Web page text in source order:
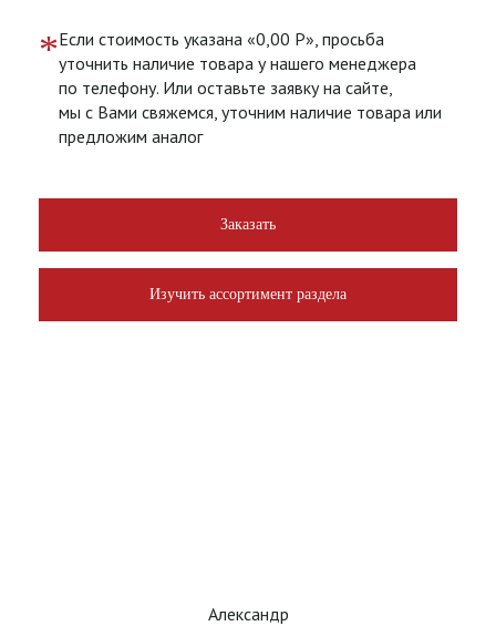
*Если стоимость указана «0,00 Р», просьба
уточнить наличие товара у нашего менеджера
по телефону. Или оставьте заявку на сайте,
мы с Вами свяжемся, уточним наличие товара или
предложим аналог
Заказать
Изучить ассортимент раздела
Александр